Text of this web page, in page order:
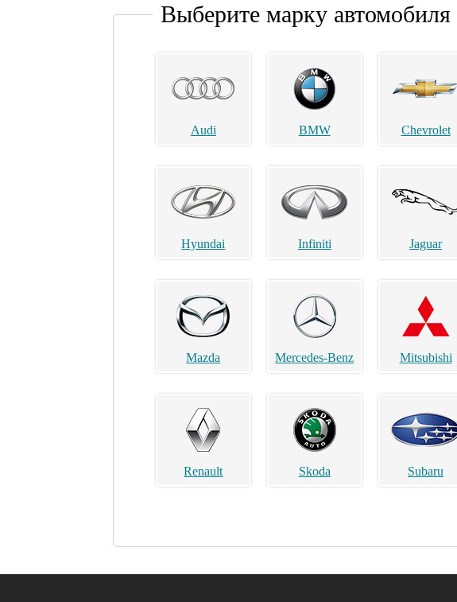
Выберите марку автомобиля
Audi BMW Chevrolet
Hyundai Infiniti Jaguar
Mazda Mercedes-Benz Mitsubishi
Renault Skoda Subaru